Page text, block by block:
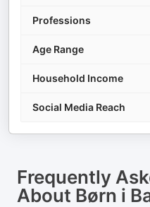
Professions
Age Range
Household Income
Social Media Reach
Frequently
About Børn i